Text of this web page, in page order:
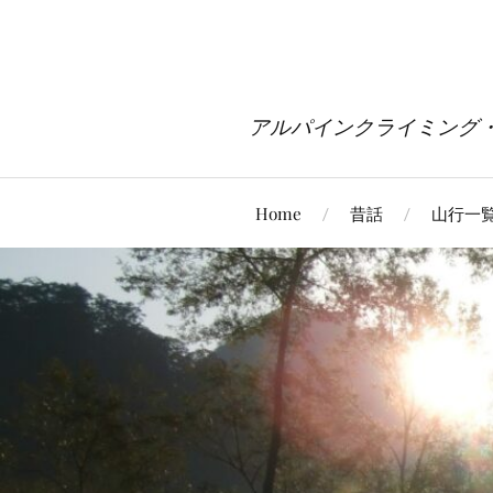
アルパインクライミング
Home 昔話 山行一